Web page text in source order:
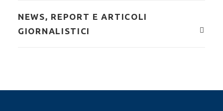
NEWS, REPORT E ARTICOLI
GIORNALISTICI